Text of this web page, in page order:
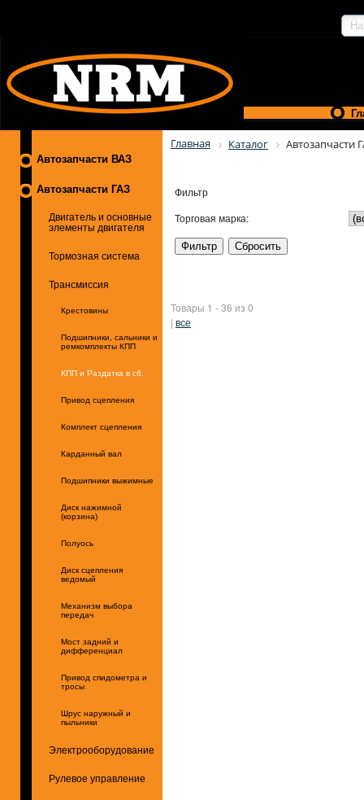
Автозапчасти ВАЗ
Автозапчасти ГАЗ
Двигатель и основные
элементы двигателя
Тормозная система
Трансмиссия
Крестовины
Подшипники, сальники и
ремкомплекты КПП
КПП и Раздатка в сб.
Привод сцепления
Комплект сцепления
Карданный вал
Подшипники выжимные
Диск нажимной
(корзина)
Полуось
Диск сцепления
ведомый
Механизм выбора
передач
Мост задний и
дифференциал
Привод спидометра и
тросы
Шрус наружный и
пыльники
Электрооборудование
Рулевое управление
Главная Каталог Автозапчасти
Фильтр
Торговая марка:
Товары 1 - 36 из 0
| все